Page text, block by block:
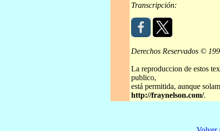
Transcripción:
Derechos Reservados ©
La reproduccion de estos
publico,
está permitida, aunque
http://fraynelson.com/.